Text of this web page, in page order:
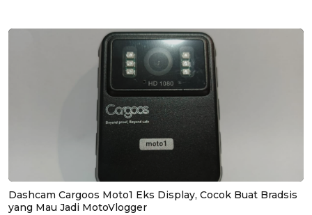
Dashcam Cargoos Moto1 Eks Display, Cocok Buat Bradsis
yang Mau Jadi MotoVlogger